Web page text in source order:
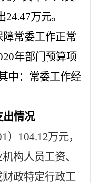
24.47万元。
常委工作正常
年部门预算项
中： 常委工作经
出情况
） 104.12万元，
构人员工资、
政特定行政工